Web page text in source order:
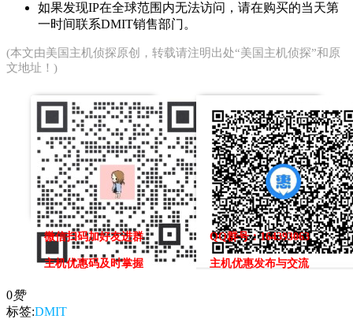
如果发现IP在全球范围内无法访问，请在购买的当天第
一时间联系DMIT销售部门。
(本文由美国主机侦探原创，转载请注明出处“美国主机侦探”和原
文地址！)
微信扫码加好友进群
主机优惠码及时掌握
QQ群号：164393063
主机优惠发布与交流
0赞
标签:DMIT